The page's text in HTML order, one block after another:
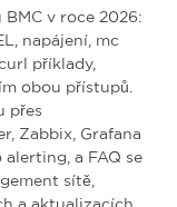
v roce 2026:
napájení, mc
příklady,
obou přístupů.
přes
Zabbix, Grafana
a FAQ se
sítě,
a aktualizacích